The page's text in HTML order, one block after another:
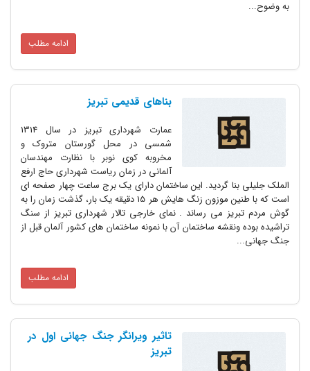
به وضوح...
ادامه مطلب
بناهای قدیمی تبریز
عمارت شهرداری تبریز در سال 1314
شمسی در محل گورستان متروک و
مخروبه کوی نوبر با نظارت مهندسان
آلمانی در زمان ریاست شهرداری حاج ارفع
الملک جلیلی بنا گردید. این ساختمان دارای یک برج ساعت چهار صفحه ای
است که با طنین موزون زنگ هایش هر 15 دقیقه یک بار، گذشت زمان را به
گوش مردم تبریز می رساند . نمای خارجی تالار شهرداری تبریز از سنگ
تراشیده بوده ونقشه ساختمان آن با نمونه ساختمان های کشور آلمان قبل از
جنگ جهانی...
ادامه مطلب
تاثیر ویرانگر جنگ جهانی اول در
تبریز